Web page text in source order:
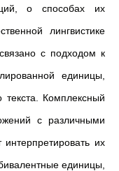
о способах их
лингвистике
с подходом к
единицы,
текста. Комплексный
с различными
их
единицы,